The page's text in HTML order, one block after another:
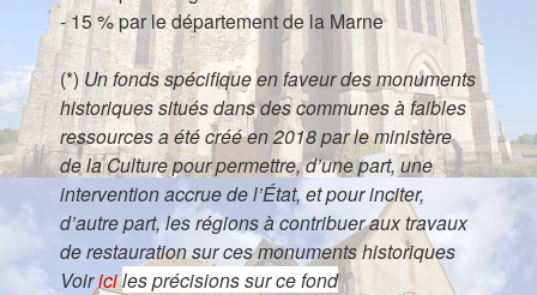
- 15 % par le département de la Marne
(*)Un fonds spécifique en faveur des monuments
historiques situés dans des communes à faibles
ressources a été créé en 2018 par le ministère
de la Culture pour permettre, d’une part, une
intervention accrue de l’État, et pour inciter,
d’autre part, les régions à contribuer aux travaux
de restauration sur ces monuments historiques
Voiriciles précisions sur ce fond